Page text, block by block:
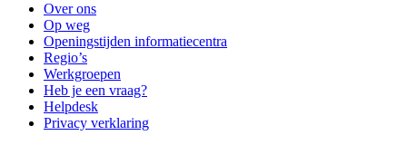
Over ons
Op weg
Openingstijden informatiecentra
Regio’s
Werkgroepen
Heb je een vraag?
Helpdesk
Privacy verklaring